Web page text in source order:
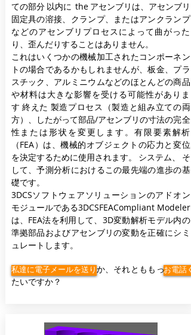
ての部分 以内に the アセンブリは、アセンブリ
固定具の溶接、クランプ、またはアンクランプ
などのアセンブリプロセスによって曲がった
り、歪んだりすることはありません。
これはいくつかの機械加工されたコンポーネン
トの場合であるかもしれませんが、板金、プラ
スチック、アルミニウムなどのほとんどの商品
や材料は大きな影響を受ける可能性がありま
す 終えた 製造プロセス（製造と組み立ての両
方）、したがって部品/アセンブリの寸法の完全
性または形状を変更します。有限要素解析
（FEA）は、機械的オブジェクトの応力と変位
を決定するために使用されます。
システム、
そ
して、予測分析におけるこの最先端の進歩の基
礎です。
3DCSソフトウェアソリューションのアドオン
モジュールである3DCSFEACompliant Modeler
は、FEA法を利用して、3D変動解析モデル内の
準拠部品およびアセンブリの変動を正確にシミ
ュレートします。
デモに興味がありますか、それとももっと知り
たいですか？
私達に電子メールを送り お電話